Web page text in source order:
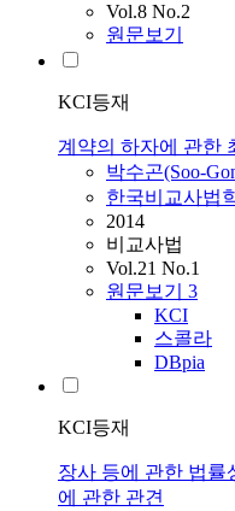
Vol.8 No.2
원문보기
KCI등재
계약의 하자에 관한
박수곤(Soo-
한국비교사법
2014
비교사법
Vol.21 No.1
원문보기 3
KCI
스콜라
DBpia
KCI등재
장사 등에 관한 법률
에 관한 관견